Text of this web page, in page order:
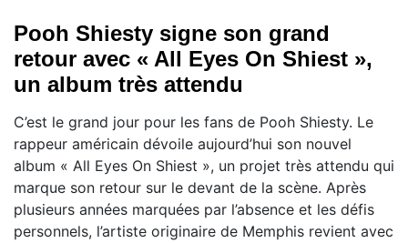
Pooh Shiesty signe son grand
retour avec « All Eyes On Shiest »,
un album très attendu
C’est le grand jour pour les fans de Pooh Shiesty. Le
rappeur américain dévoile aujourd’hui son nouvel
album « All Eyes On Shiest », un projet très attendu qui
marque son retour sur le devant de la scène. Après
plusieurs années marquées par l’absence et les défis
personnels, l’artiste originaire de Memphis revient avec